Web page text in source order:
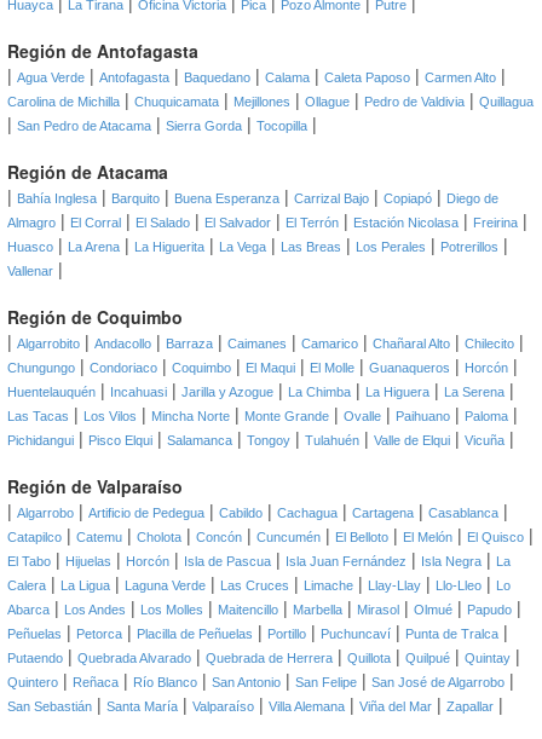
Huayca
La Tirana Oficina Victoria Pica Pozo Almonte Putre
Región de Antofagasta
| Agua Verde | Antofagasta | Baquedano | Calama | Caleta Paposo | Carmen Alto |
Carolina de Michilla | Chuquicamata | Mejillones | Ollague | Pedro de Valdivia | Quillagua
| San Pedro de Atacama | Sierra Gorda | Tocopilla |
Región de Atacama
| Bahía Inglesa | Barquito | Buena Esperanza | Carrizal Bajo | Copiapó | Diego de
Almagro | El Corral | El Salado | El Salvador | El Terrón | Estación Nicolasa | Freirina |
Huasco | La Arena | La Higuerita | La Vega | Las Breas | Los Perales | Potrerillos |
Vallenar |
Región de Coquimbo
| Algarrobito | Andacollo | Barraza | Caimanes | Camarico | Chañaral Alto | Chilecito |
Chungungo | Condoriaco | Coquimbo | El Maqui | El Molle | Guanaqueros | Horcón |
Huentelauquén | Incahuasi | Jarilla y Azogue | La Chimba | La Higuera | La Serena |
Las Tacas | Los Vilos | Mincha Norte | Monte Grande | Ovalle | Paihuano | Paloma |
Pichidangui | Pisco Elqui | Salamanca | Tongoy | Tulahuén | Valle de Elqui | Vicuña |
Región de Valparaíso
| Algarrobo | Artificio de Pedegua | Cabildo | Cachagua | Cartagena | Casablanca |
Catapilco | Catemu | Cholota | Concón | Cuncumén | El Belloto | El Melón | El Quisco |
El Tabo | Hijuelas | Horcón | Isla de Pascua | Isla Juan Fernández | Isla Negra |
La
Calera | La Ligua | Laguna Verde | Las Cruces | Limache | Llay-Llay | Llo-Lleo |
Lo
Abarca | Los Andes | Los Molles | Maitencillo | Marbella | Mirasol | Olmué | Papudo |
Peñuelas | Petorca | Placilla de Peñuelas | Portillo | Puchuncaví | Punta de Tralca |
Putaendo | Quebrada Alvarado | Quebrada de Herrera | Quillota | Quilpué | Quintay |
Quintero | Reñaca | Río Blanco | San Antonio | San Felipe | San José de Algarrobo |
San Sebastián | Santa María | Valparaíso | Villa Alemana | Viña del Mar | Zapallar |